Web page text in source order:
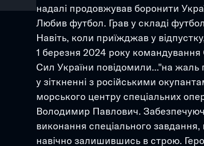
надалі продовжував боронити
Любив футбол. Грав у складі
Навіть, коли приїжджав у
1 березня 2024 року
Сил України повідомили..."на жаль
у зіткненні з російськими
морського центру спеціальних
Володимир Павлович.
виконання спеціального завдання,
навічно залишившись в строю.